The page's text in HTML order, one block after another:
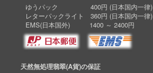
ゆうパック 400円 (日本国内一律)
レターパックライト 360円 (日本国内一律)
EMS(日本国外) 1400 ～ 2400円
天然無処理翡翠(A貨)の保証